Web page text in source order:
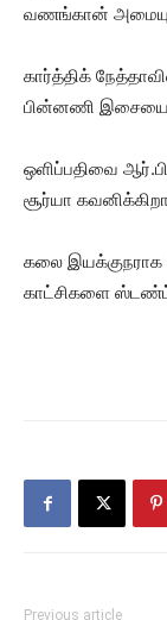
வணங்கான் அமையும்
கார்த்திக்
பின்னணி இசையை
ஒளிப்பதிவை
சூர்யா
கலை இயக்குநராக
காட்சிகளை ஸ்டண்ட்
Previous article